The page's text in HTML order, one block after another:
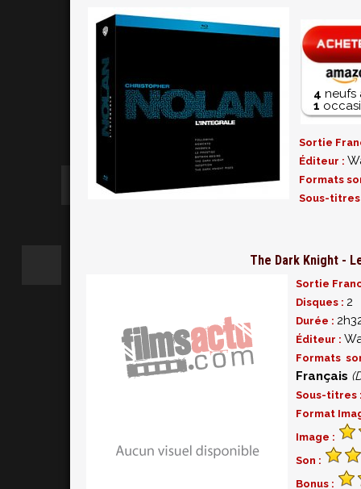
4 neufs
1
Sortie
Éditeur :
Formats
Sous-titres
The Dark Knight -
Sortie
Disques : 2
Durée :
Éditeur :
Formats
Français
Sous-titres :
Format
Image :
Son :
Bonus :